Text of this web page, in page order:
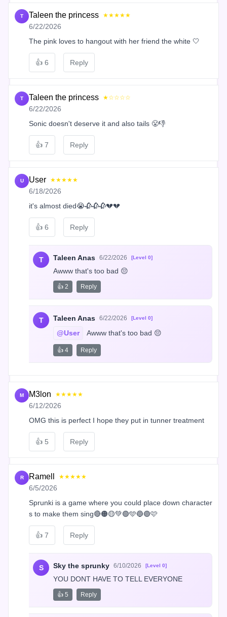
T Taleen the princess ★★★★★
6/22/2026
The pink loves to hangout with her friend the white 🤍
👍 6 Reply
T Taleen the princess ★☆☆☆☆
6/22/2026
Sonic doesn't deserve it and also tails 😤👎
👍 7 Reply
U User ★★★★★
6/18/2026
it's almost died😭🥀🥀🥀💔💔
👍 6 Reply
T Taleen Anas 6/22/2026 [Level 0]
Awww that's too bad 😔
👍 2 Reply
T Taleen Anas 6/22/2026 [Level 0]
@User Awww that's too bad 😔
👍 4 Reply
M M3lon ★★★★★
6/12/2026
OMG this is perfect I hope they put in tunner treatment
👍 5 Reply
R Ramell ★★★★★
6/5/2026
Sprunki is a game where you could place down character
s to make them sing🔴🟠🟡💚🟢🩵🔵🟣🩷
👍 7 Reply
S Sky the sprunky 6/10/2026 [Level 0]
YOU DONT HAVE TO TELL EVERYONE
👍 5 Reply